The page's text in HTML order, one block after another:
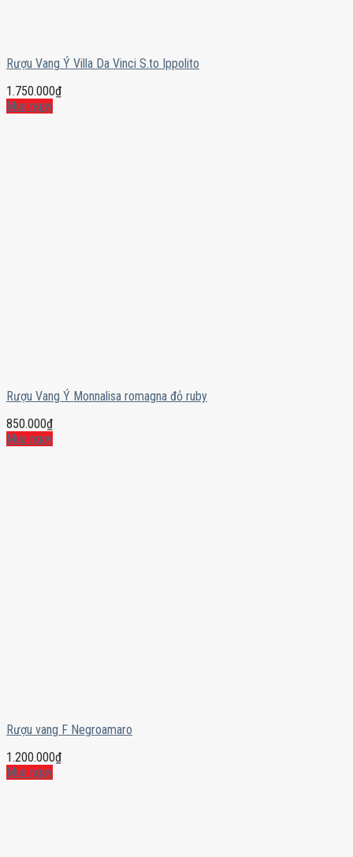
Rượu Vang Ý Villa Da Vinci S.to Ippolito
1.750.000₫
Mua ngay
Rượu Vang Ý Monnalisa romagna đỏ ruby
850.000₫
Mua ngay
Rượu vang F Negroamaro
1.200.000₫
Mua ngay